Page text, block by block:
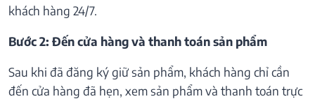
khách hàng 24/7.
Bước 2: Đến cửa hàng và thanh toán sản phẩm
Sau khi đã đăng ký giữ sản phẩm, khách hàng chỉ cần
đến cửa hàng đã hẹn, xem sản phẩm và thanh toán trực